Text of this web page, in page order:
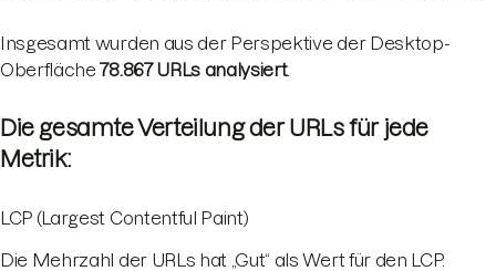
Insgesamt wurden aus der Perspektive der Desktop-
Oberfläche78.867 URLs analysiert.
Die gesamte Verteilung der URLs für jede
Metrik:
LCP (Largest Contentful Paint)
Die Mehrzahl der URLs hat „Gut“ als Wert für den LCP.